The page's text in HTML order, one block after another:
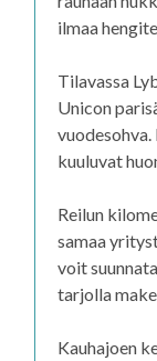
ilmaa
Tilavassa
Unicon
kuuluvat
Reilun
samaa
voit
tarjolla
Kauhajoen